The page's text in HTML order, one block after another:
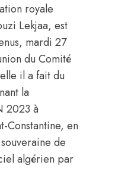
royale
Lekjaa, est
mardi 27
du Comité
il a fait du
la
2023 à
Constantine, en
de
algérien par